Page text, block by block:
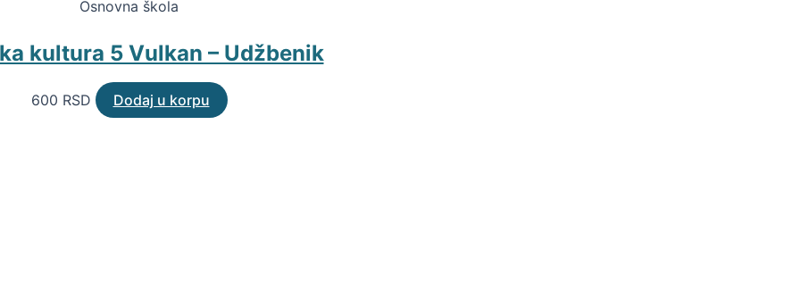
Osnovna škola
kultura 5 Vulkan – Udžbenik
600 RSD Dodaj u korpu